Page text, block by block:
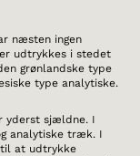
næsten ingen
udtrykkes i stedet
grønlandske type
type analytiske.
yderst sjældne. I
analytiske træk. I
til at udtrykke